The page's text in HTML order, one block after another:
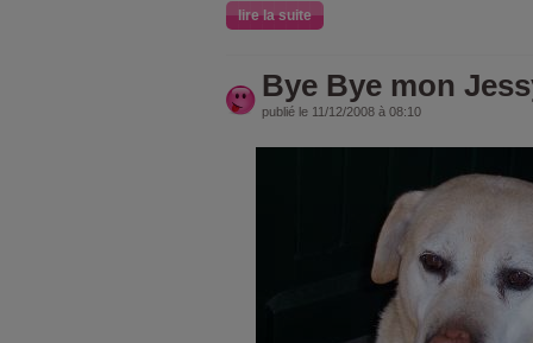
lire la suite
Bye Bye mon
publié le 11/12/2008 à 08:10